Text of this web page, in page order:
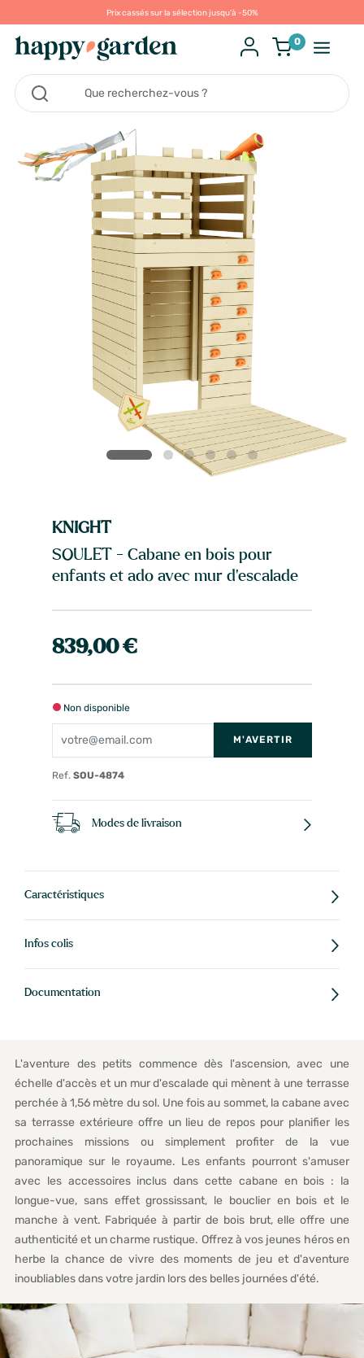
Prix cassés sur la sélection jusqu'à -50%
0
KNIGHT
SOULET - Cabane en bois pour
enfants et ado avec mur d'escalade
839,00 €
Non disponible
M'AVERTIR
Ref. SOU-4874
Modes de livraison
Caractéristiques
Infos colis
Documentation
L'aventure des petits commence dès l'ascension, avec une
échelle d'accès et un mur d'escalade qui mènent à une terrasse
perchée à 1,56 mètre du sol. Une fois au sommet, la cabane avec
sa terrasse extérieure offre un lieu de repos pour planifier les
prochaines missions ou simplement profiter de la vue
panoramique sur le royaume. Les enfants pourront s'amuser
avec les accessoires inclus dans cette cabane en bois : la
longue-vue, sans effet grossissant, le bouclier en bois et le
manche à vent. Fabriquée à partir de bois brut, elle offre une
authenticité et un charme rustique. Offrez à vos jeunes héros en
herbe la chance de vivre des moments de jeu et d'aventure
inoubliables dans votre jardin lors des belles journées d'été.